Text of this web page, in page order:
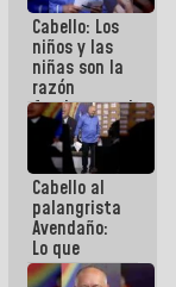
Cabello: Los
niños y las
niñas son la
razón
fundamental
de todo lo
que
estamos
haciendo
Cabello al
palangrista
Avendaño:
Lo que
vayas a